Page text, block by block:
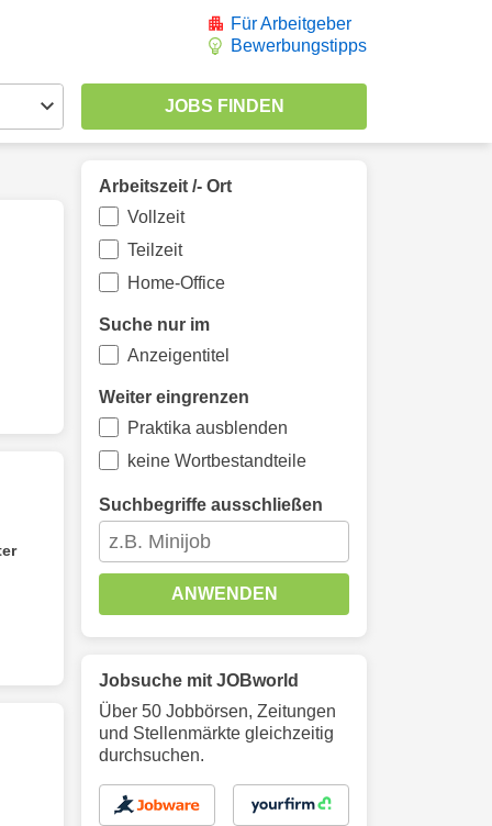
Für Arbeitgeber
Bewerbungstipps
Arbeitszeit /- Ort
Vollzeit
Teilzeit
Home-Office
Suche nur im
Anzeigentitel
Weiter eingrenzen
Praktika ausblenden
keine Wortbestandteile
Suchbegriffe ausschließen
ANWENDEN
Jobsuche mit JOBworld
Über 50 Jobbörsen, Zeitungen
und Stellenmärkte gleichzeitig
durchsuchen.